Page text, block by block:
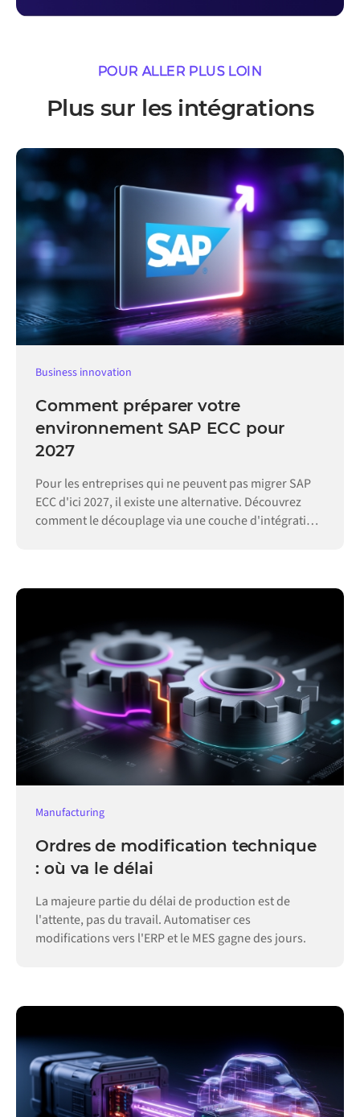
POUR ALLER PLUS LOIN
Plus sur les intégrations
Business innovation
Comment préparer votre
environnement SAP ECC pour
2027
Pour les entreprises qui ne peuvent pas migrer SAP
ECC d'ici 2027, il existe une alternative. Découvrez
comment le découplage via une couche d'intégration
Manufacturing
Ordres de modification technique
: où va le délai
La majeure partie du délai de production est de
l'attente, pas du travail. Automatiser ces
modifications vers l'ERP et le MES gagne des jours.